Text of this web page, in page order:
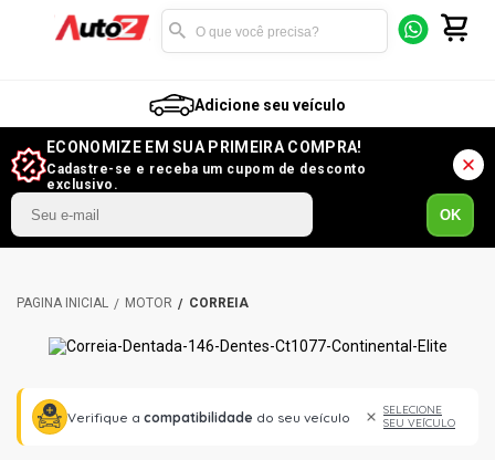
Adicione seu veículo
ECONOMIZE EM SUA PRIMEIRA COMPRA!
Cadastre-se e receba um cupom de desconto
exclusivo.
OK
MOTOR CORREIA
Verifique a compatibilidade do seu veículo
SELECIONE
SEU VEÍCULO